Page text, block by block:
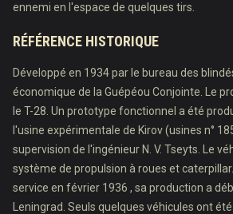
ennemi en l'espace de quelques tirs.
RÉFÉRENCE HISTORIQUE
Développé en 1934 par le bureau des
économique de la Guépéou Conjointe. Le
le T-28. Un prototype fonctionnel a été
l'usine expérimentale de Kirov (usines n°
supervision de l'ingénieur N. V. Tseyts. Le
système de propulsion à roues et
service en février 1936 , sa production a
Leningrad. Seuls quelques véhicules ont